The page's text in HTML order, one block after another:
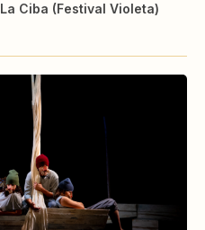
La Ciba (Festival Violeta)